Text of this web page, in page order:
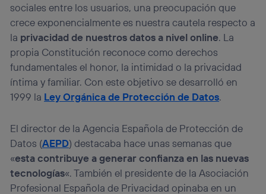
sociales entre los usuarios, una preocupación que
crece exponencialmente es nuestra cautela respecto a
la privacidad de nuestros datos a nivel online. La
propia Constitución reconoce como derechos
fundamentales el honor, la intimidad o la privacidad
íntima y familiar. Con este objetivo se desarrolló en
1999 la Ley Orgánica de Protección de Datos.
El director de la Agencia Española de Protección de
Datos (AEPD) destacaba hace unas semanas que
«esta contribuye a generar confianza en las nuevas
tecnologías«. También el presidente de la Asociación
Profesional Española de Privacidad opinaba en un